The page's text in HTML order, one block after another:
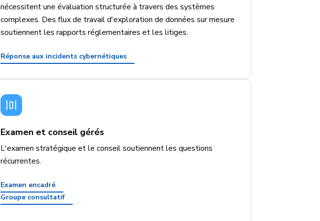
nécessitent une évaluation structurée à travers des systèmes
complexes. Des flux de travail d'exploration de données sur mesure
soutiennent les rapports réglementaires et les litiges.
Réponse aux incidents cybernétiques
Examen et conseil gérés
L'examen stratégique et le conseil soutiennent les questions
récurrentes.
Examen encadré
Groupe consultatif